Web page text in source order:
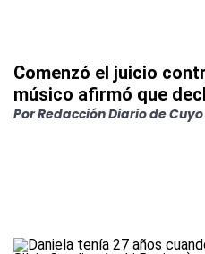
Comenzó el juicio
músico afirmó que
PorRedacción Diario de Cuyo